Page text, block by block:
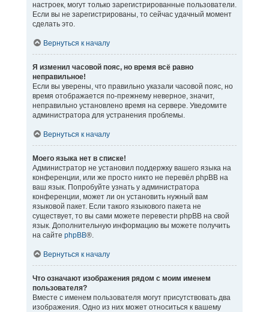
настроек, могут только зарегистрированные пользователи.
Если вы не зарегистрированы, то сейчас удачный момент
сделать это.
Вернуться к началу
Я изменил часовой пояс, но время всё равно
неправильное!
Если вы уверены, что правильно указали часовой пояс, но
время отображается по-прежнему неверное, значит,
неправильно установлено время на сервере. Уведомите
администратора для устранения проблемы.
Вернуться к началу
Моего языка нет в списке!
Администратор не установил поддержку вашего языка на
конференции, или же просто никто не перевёл phpBB на
ваш язык. Попробуйте узнать у администратора
конференции, может ли он установить нужный вам
языковой пакет. Если такого языкового пакета не
существует, то вы сами можете перевести phpBB на свой
язык. Дополнительную информацию вы можете получить
на сайте phpBB®.
Вернуться к началу
Что означают изображения рядом с моим именем
пользователя?
Вместе с именем пользователя могут присутствовать два
изображения. Одно из них может относиться к вашему